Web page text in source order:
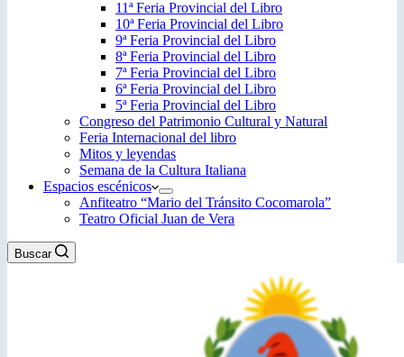
11ª Feria Provincial del Libro
10ª Feria Provincial del Libro
9ª Feria Provincial del Libro
8ª Feria Provincial del Libro
7ª Feria Provincial del Libro
6ª Feria Provincial del Libro
5ª Feria Provincial del Libro
Congreso del Patrimonio Cultural y Natural
Feria Internacional del libro
Mitos y leyendas
Semana de la Cultura Italiana
Espacios escénicos
Anfiteatro “Mario del Tránsito Cocomarola”
Teatro Oficial Juan de Vera
Buscar